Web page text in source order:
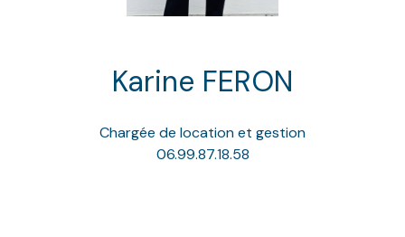
Karine FERON
Chargée de location et gestion
06.99.87.18.58